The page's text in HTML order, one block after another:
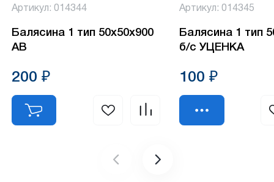
Артикул: 014344
Балясина 1 тип 50х50х900
АВ
200 ₽
Артикул: 014345
Балясина 1 тип
б/с УЦЕНКА
100 ₽